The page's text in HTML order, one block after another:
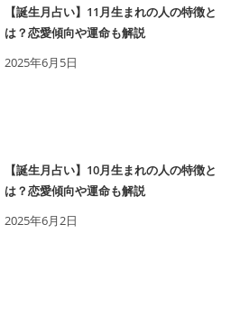
【誕生月占い】11月生まれの人の特徴と
は？恋愛傾向や運命も解説
2025年6月5日
【誕生月占い】10月生まれの人の特徴と
は？恋愛傾向や運命も解説
2025年6月2日